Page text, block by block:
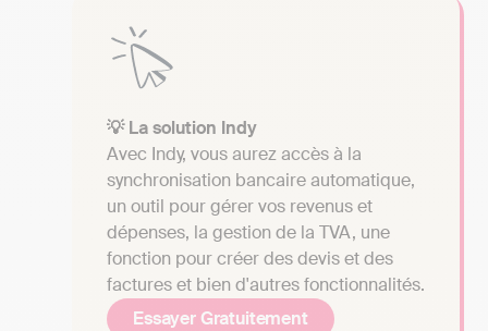
💡 La solution Indy
Avec Indy, vous aurez accès à la
synchronisation bancaire automatique,
un outil pour gérer vos revenus et
dépenses, la gestion de la TVA, une
fonction pour créer des devis et des
factures et bien d'autres fonctionnalités.
Essayer Gratuitement